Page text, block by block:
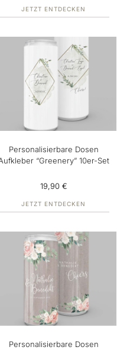
JETZT ENTDECKEN
Personalisierbare Dosen
“Greenery” 10er-Set
19,90 €
JETZT ENTDECKEN
Personalisierbare Dosen